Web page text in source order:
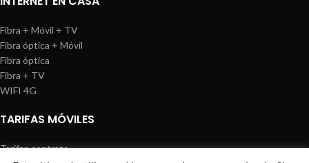
Fibra + Móvil + TV
Fibra óptica + Móvil
Fibra óptica
Fibra + TV
WIFI 4G
TARIFAS MÓVILES
Tarifas contrato